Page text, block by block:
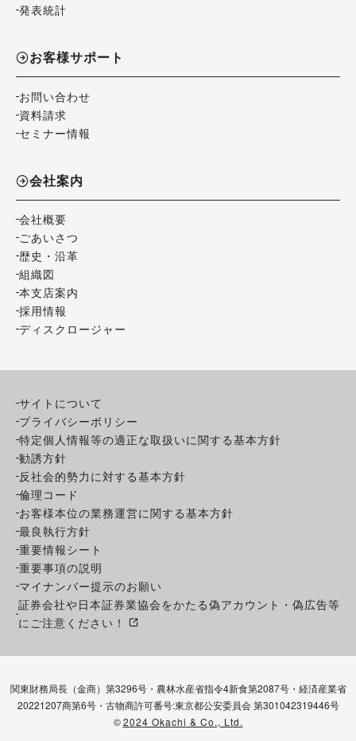
発表統計
お客様サポート
お問い合わせ
資料請求
セミナー情報
会社案内
会社概要
ごあいさつ
歴史・沿革
組織図
本支店案内
採用情報
ディスクロージャー
サイトについて
プライバシーポリシー
特定個人情報等の適正な取扱いに関する基本方針
勧誘方針
反社会的勢力に対する基本方針
倫理コード
お客様本位の業務運営に関する基本方針
最良執行方針
重要情報シート
重要事項の説明
マイナンバー提示のお願い
証券会社や日本証券業協会をかたる偽アカウント・偽広告等
にご注意ください！
関東財務局長（金商）第3296号・農林水産省指令4新食第2087号・経済産業省
20221207商第6号・古物商許可番号:東京都公安委員会 第301042319446号
©2024 Okachi & Co., Ltd.